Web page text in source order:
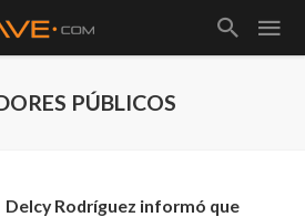
PÚBLICOS
Delcy Rodríguez informó que